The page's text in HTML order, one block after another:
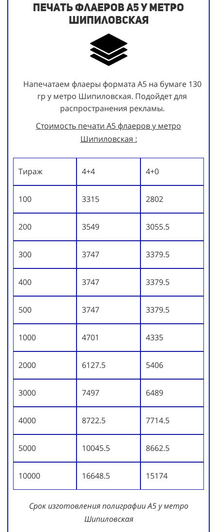
Печать флаеров А5 у метро
Шипиловская
Напечатаем флаеры формата А5 на бумаге 130
гр у метро Шипиловская. Подойдет для
распространения рекламы.
Стоимость печати А5 флаеров у метро
Шипиловская :
Тираж 4+4 4+0
100 3315 2802
200 3549 3055.5
300 3747 3379.5
400 3747 3379.5
500 3747 3379.5
1000 4701 4335
2000 6127.5 5406
3000 7497 6489
4000 8722.5 7714.5
5000 10045.5 8662.5
10000 16648.5 15174
Срок изготовления полиграфии А5 у метро
Шипиловская